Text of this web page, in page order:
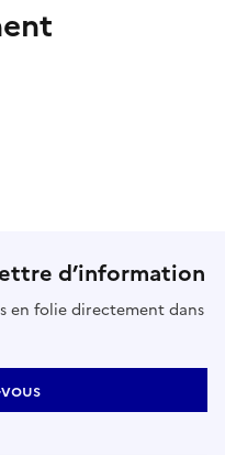
d’information
en folie directement dans